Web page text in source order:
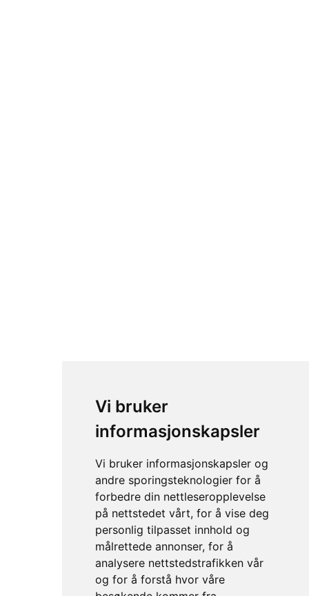
Vi bruker
informasjonskapsler
Vi bruker informasjonskapsler og
andre sporingsteknologier for å
forbedre din nettleseropplevelse
på nettstedet vårt, for å vise deg
personlig tilpasset innhold og
målrettede annonser, for å
analysere nettstedstrafikken vår
og for å forstå hvor våre